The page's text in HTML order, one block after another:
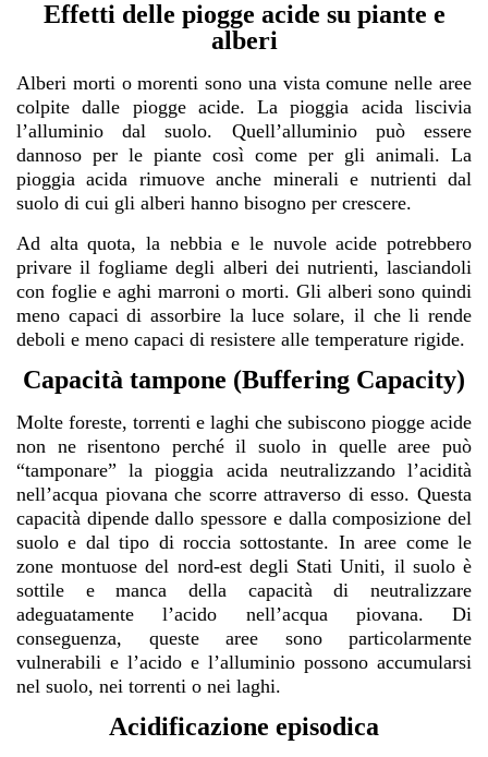
Effetti delle piogge acide su piante e
alberi
Alberi morti o morenti sono una vista comune nelle aree
colpite dalle piogge acide. La pioggia acida liscivia
l’alluminio dal suolo. Quell’alluminio può essere
dannoso per le piante così come per gli animali. La
pioggia acida rimuove anche minerali e nutrienti dal
suolo di cui gli alberi hanno bisogno per crescere.
Ad alta quota, la nebbia e le nuvole acide potrebbero
privare il fogliame degli alberi dei nutrienti, lasciandoli
con foglie e aghi marroni o morti. Gli alberi sono quindi
meno capaci di assorbire la luce solare, il che li rende
deboli e meno capaci di resistere alle temperature rigide.
Capacità tampone (Buffering Capacity)
Molte foreste, torrenti e laghi che subiscono piogge acide
non ne risentono perché il suolo in quelle aree può
“tamponare” la pioggia acida neutralizzando l’acidità
nell’acqua piovana che scorre attraverso di esso. Questa
capacità dipende dallo spessore e dalla composizione del
suolo e dal tipo di roccia sottostante. In aree come le
zone montuose del nord-est degli Stati Uniti, il suolo è
sottile e manca della capacità di neutralizzare
adeguatamente l’acido nell’acqua piovana. Di
conseguenza, queste aree sono particolarmente
vulnerabili e l’acido e l’alluminio possono accumularsi
nel suolo, nei torrenti o nei laghi.
Acidificazione episodica